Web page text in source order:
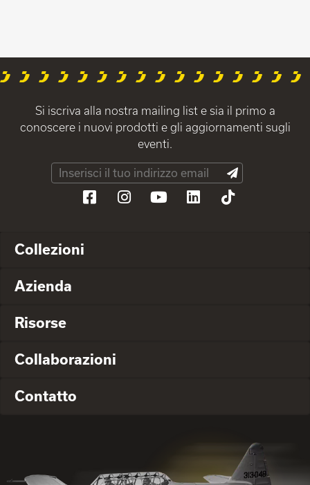
Si iscriva alla nostra mailing list e sia il primo a
conoscere i nuovi prodotti e gli aggiornamenti sugli
eventi.
Collezioni
Azienda
Risorse
Collaborazioni
Contatto